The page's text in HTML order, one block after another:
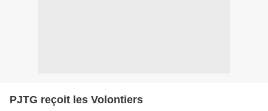
PJTG reçoit les Volontiers